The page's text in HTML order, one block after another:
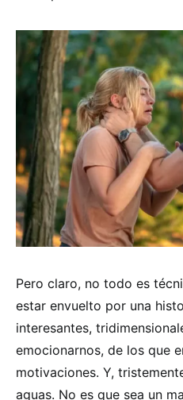
Pero claro, no todo es
estar envuelto por una
interesantes,
emocionarnos, de los que
motivaciones. Y,
aguas. No es que sea un